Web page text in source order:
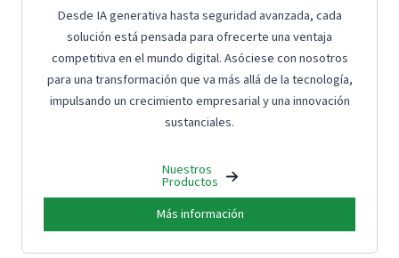
Desde IA generativa hasta seguridad avanzada, cada
solución está pensada para ofrecerte una ventaja
competitiva en el mundo digital. Asóciese con nosotros
para una transformación que va más allá de la tecnología,
impulsando un crecimiento empresarial y una innovación
sustanciales.
Nuestros
Productos
Más información